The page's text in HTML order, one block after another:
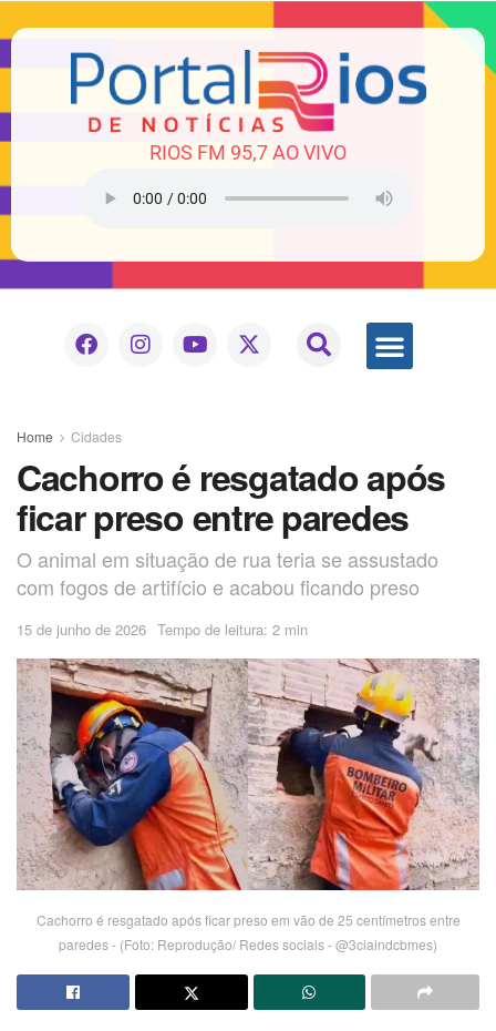
RIOS FM 95,7 AO VIVO
Home Cidades
Cachorro é resgatado após
ficar preso entre paredes
O animal em situação de rua teria se assustado
com fogos de artifício e acabou ficando preso
15 de junho de 2026 Tempo de leitura: 2 min
Cachorro é resgatado após ficar preso em vão de 25 centímetros entre
paredes - (Foto: Reprodução/ Redes sociais - @3ciaindcbmes)